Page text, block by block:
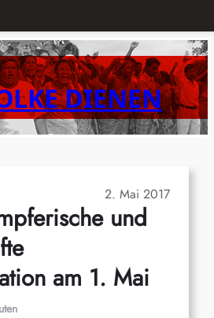
DIENEN
2. Mai 2017
und
am 1. Mai